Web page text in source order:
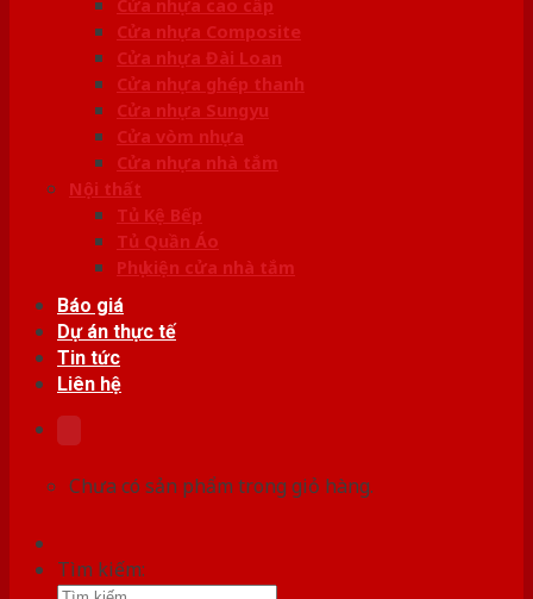
Cửa nhựa cao cấp
Cửa nhựa Composite
Cửa nhựa Đài Loan
Cửa nhựa ghép thanh
Cửa nhựa Sungyu
Cửa vòm nhựa
Cửa nhựa nhà tắm
Nội thất
Tủ Kệ Bếp
Tủ Quần Áo
Phụ kiện cửa nhà tắm
Báo giá
Dự án thực tế
Tin tức
Liên hệ
Chưa có sản phẩm trong giỏ hàng.
Tìm kiếm: